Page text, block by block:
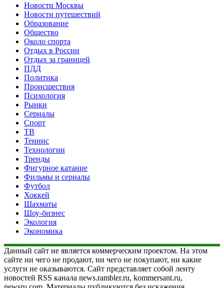
Новости Москвы
Новости путешествий
Образование
Общество
Около спорта
Отдых в России
Отдых за границей
ПДД
Политика
Происшествия
Психология
Рынки
Сериалы
Спорт
ТВ
Теннис
Технологии
Тренды
Фигурное катание
Фильмы и сериалы
Футбол
Хоккей
Шахматы
Шоу-бизнес
Экология
Экономика
Данный сайт не является коммерческим проектом. На этом
сайте ни чего не продают, ни чего не покупают, ни какие
услуги не оказываются. Сайт представляет собой ленту
новостей RSS канала news.rambler.ru, kommersant.ru,